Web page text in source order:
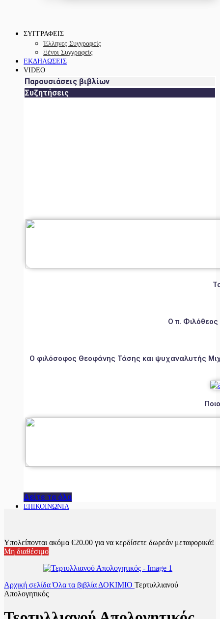
ΣΥΓΓΡΑΦΕΙΣ
Έλληνες Συγγραφείς
Ξένοι Συγγραφείς
ΕΚΔΗΛΩΣΕΙΣ
VIDEO
Παρουσιάσεις βιβλίων
Συζητήσεις
Ο π.
Ο φιλόσοφος Θεοφάνης Τάσης και ψυχαναλυτής
Δείτε τα όλα
ΕΠΙΚΟΙΝΩΝΙΑ
Υπολείπονται ακόμα €20.00 για να κερδίσετε δωρεάν μεταφορικά!
Μη διαθέσιμο
Αρχική σελίδαΌλα τα βιβλία ΔΟΚΙΜΙΟ Τερτυλλιανού
Απολογητικός